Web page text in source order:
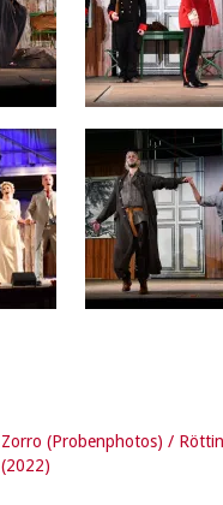
Zorro (Probenphotos) /
(2022)